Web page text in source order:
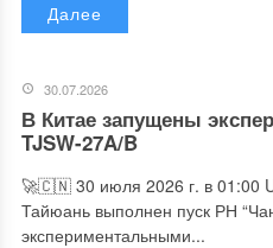
Далее
30.07.2026
В Китае запущены
TJSW-27A/B
🚀🇨🇳 30 июля 2026 г. в 01:00
Тайюань выполнен пуск РН
экспериментальными...